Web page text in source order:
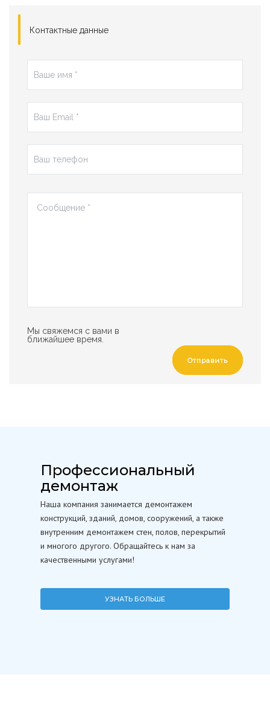
Контактные данные
Мы свяжемся с вами в
ближайшее время.
Отправить
Профессиональный
демонтаж
Наша компания занимается демонтажем
конструкций, зданий, домов, сооружений, а также
внутренним демонтажем стен, полов, перекрытий
и многого другого. Обращайтесь к нам за
качественными услугами!
УЗНАТЬ БОЛЬШЕ